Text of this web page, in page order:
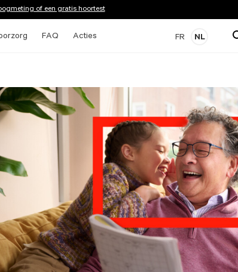
of een gratis hoortest
FAQ Acties FR NL